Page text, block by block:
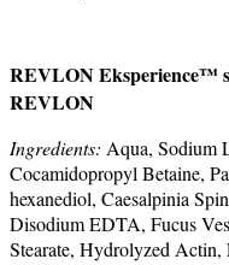
REVLON Eksperience™
REVLON
Ingredients: Aqua, Sodium
Cocamidopropyl Betaine,
hexanediol, Caesalpinia
Disodium EDTA, Fucus
Stearate, Hydrolyzed